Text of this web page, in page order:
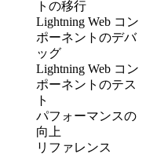
トの移行
Lightning Web コン
ポーネントのデバ
ッグ
Lightning Web コン
ポーネントのテス
ト
パフォーマンスの
向上
リファレンス